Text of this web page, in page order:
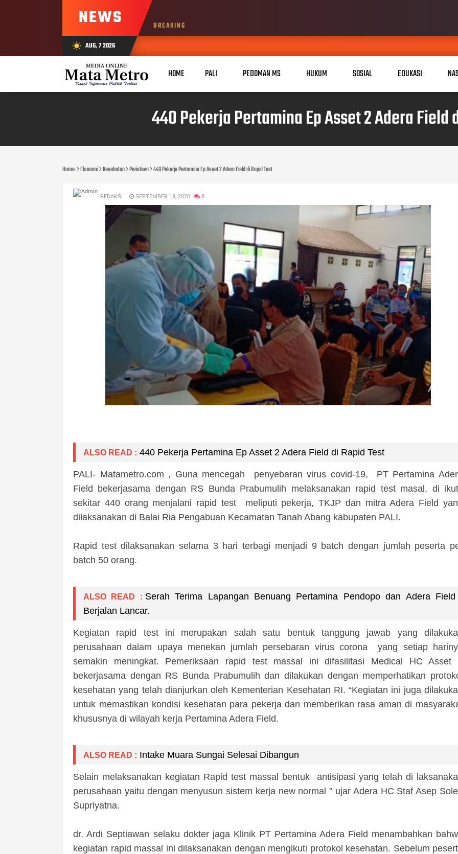
NEWS BREAKING
wb_sunny AUG, 7 2026
HOME PALI PEDOMAN MS HUKUM SOSIAL EDUKASI
440 Pekerja Pertamina Ep Asset 2 Adera Field
Home Ekonomi Kesehatan Peristiwa 440 Pekerja Pertamina Ep Asset 2 Adera Field di Rapid Test
REDAKSI SEPTEMBER 18, 2020 0
ALSO READ : 440 Pekerja Pertamina Ep Asset 2 Adera Field di Rapid Test
PALI- Matametro.com , Guna mencegah penyebaran virus covid-19, PT Pertamina
Field bekerjasama dengan RS Bunda Prabumulih melaksanakan rapid test masal, di
sekitar 440 orang menjalani rapid test meliputi pekerja, TKJP dan mitra Adera Field
dilaksanakan di Balai Ria Pengabuan Kecamatan Tanah Abang kabupaten PALI.
Rapid test dilaksanakan selama 3 hari terbagi menjadi 9 batch dengan jumlah peserta
batch 50 orang.
ALSO READ : Serah Terima Lapangan Benuang Pertamina Pendopo dan Adera Field
Berjalan Lancar.
Kegiatan rapid test ini merupakan salah satu bentuk tanggung jawab yang
perusahaan dalam upaya menekan jumlah persebaran virus corona yang setiap
semakin meningkat. Pemeriksaan rapid test massal ini difasilitasi Medical HC Asset
bekerjasama dengan RS Bunda Prabumulih dan dilakukan dengan memperhatikan
kesehatan yang telah dianjurkan oleh Kementerian Kesehatan RI. “Kegiatan ini juga
untuk memastikan kondisi kesehatan para pekerja dan memberikan rasa aman di
khususnya di wilayah kerja Pertamina Adera Field.
ALSO READ : Intake Muara Sungai Selesai Dibangun
Selain melaksanakan kegiatan Rapid test massal bentuk antisipasi yang telah di
perusahaan yaitu dengan menyusun sistem kerja new normal ” ujar Adera HC Staf Asep
Supriyatna.
dr. Ardi Septiawan selaku dokter jaga Klinik PT Pertamina Adera Field menambahkan
kegiatan rapid massal ini dilaksanakan dengan mengikuti protokol kesehatan. Sebelum